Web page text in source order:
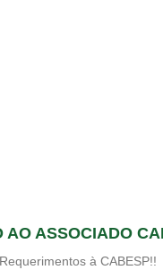
AO ASSOCIADO
à CABESP!!